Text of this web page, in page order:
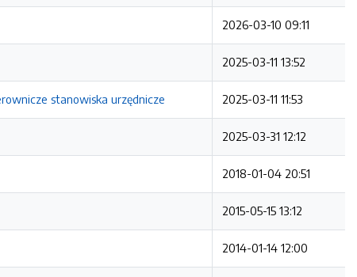
2026-03-10 09:11
2025-03-11 13:52
stanowiska urzędnicze 2025-03-11 11:53
2025-03-31 12:12
2018-01-04 20:51
2015-05-15 13:12
2014-01-14 12:00